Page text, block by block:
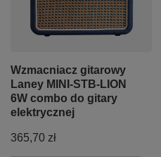
Wzmacniacz gitarowy
Laney MINI-STB-LION
6W combo do gitary
elektrycznej
365,70 zł